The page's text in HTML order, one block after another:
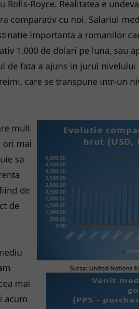
Rolls-Royce. Realitatea e
comparativ cu noi. Salariul
importanta a romanilor
1.000 de dolari pe luna, sau
de fata a ajuns in jurul nivelului
care se transpune intr-un
mult
ori mai
sa
de
de
mai
acum